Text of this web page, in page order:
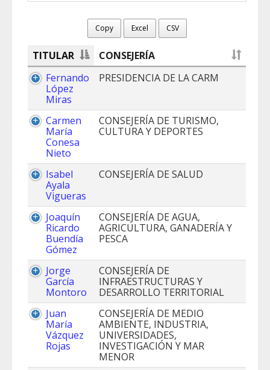
Copy Excel CSV
TITULAR
CONSEJERÍA
Fernando
López
Miras
PRESIDENCIA DE LA CARM
Carmen
María
Conesa
Nieto
CONSEJERÍA DE TURISMO,
CULTURA Y DEPORTES
Isabel
Ayala
Vigueras
CONSEJERÍA DE SALUD
Joaquín
Ricardo
Buendía
Gómez
CONSEJERÍA DE AGUA,
AGRICULTURA, GANADERÍA Y
PESCA
Jorge
García
Montoro
CONSEJERÍA DE
INFRAESTRUCTURAS Y
DESARROLLO TERRITORIAL
Juan
María
Vázquez
Rojas
CONSEJERÍA DE MEDIO
AMBIENTE, INDUSTRIA,
UNIVERSIDADES,
INVESTIGACIÓN Y MAR
MENOR